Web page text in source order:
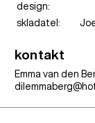
design:
skladatel:
kontakt
Emma van den